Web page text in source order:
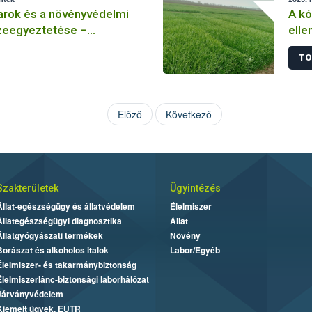
és a növényvédelmi
–
A
Előző Következő
egészségügy és állatvédelem
diagnosztika
termékek
és alkoholos italok
és takarmánybiztonság
biztonsági laborhálózat
ügyek, EUTR
Ügyintézés
Élelmiszer
Állat
Növény
Labor/Egyéb